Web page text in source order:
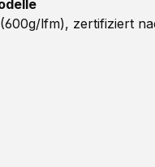
lfm), zertifiziert